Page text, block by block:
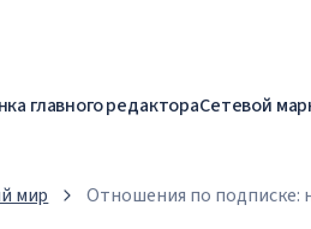
главного редактораСетевой
мир Отношения по подписке: